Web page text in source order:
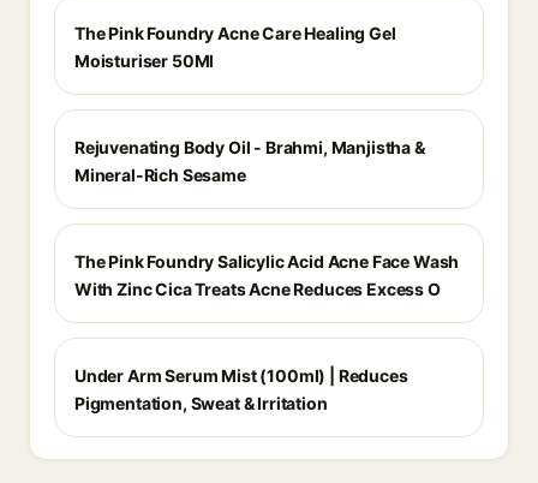
The Pink Foundry Acne Care Healing Gel
Moisturiser 50Ml
Rejuvenating Body Oil - Brahmi, Manjistha &
Mineral-Rich Sesame
The Pink Foundry Salicylic Acid Acne Face Wash
With Zinc Cica Treats Acne Reduces Excess O
Under Arm Serum Mist (100ml) | Reduces
Pigmentation, Sweat & Irritation